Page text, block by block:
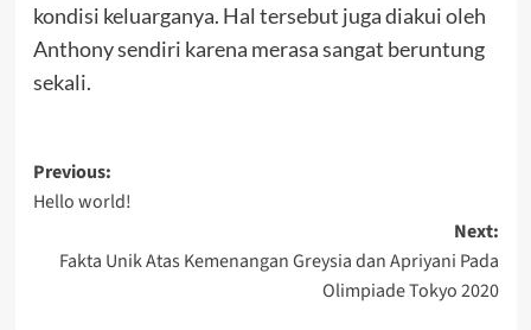
kondisi keluarganya. Hal tersebut juga diakui oleh
Anthony sendiri karena merasa sangat beruntung
sekali.
Post
navigation
Previous:
Hello world!
Next:
Fakta Unik Atas Kemenangan Greysia dan Apriyani Pada
Olimpiade Tokyo 2020